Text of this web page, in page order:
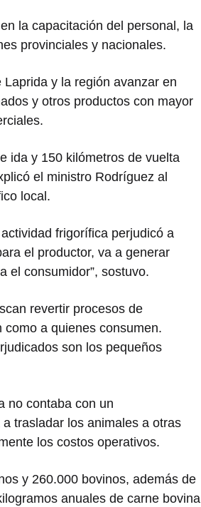
la capacitación del personal, la
provinciales y nacionales.
y la región avanzar en
y otros productos con mayor
ida y 150 kilómetros de vuelta
el ministro Rodríguez al
local.
frigorífica perjudicó a
el productor, va a generar
el consumidor”, sostuvo.
revertir procesos de
a quienes consumen.
son los pequeños
no contaba con un
trasladar los animales a otras
los costos operativos.
y 260.000 bovinos, además de
anuales de carne bovina